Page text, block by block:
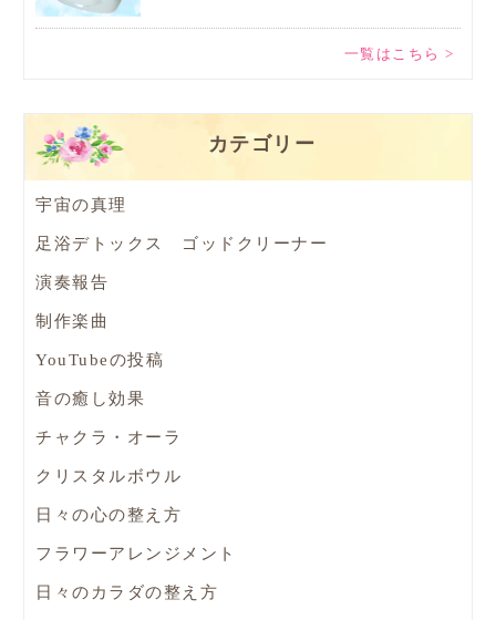
一覧はこちら >
カテゴリー
宇宙の真理
足浴デトックス ゴッドクリーナー
演奏報告
制作楽曲
YouTubeの投稿
音の癒し効果
チャクラ・オーラ
クリスタルボウル
日々の心の整え方
フラワーアレンジメント
日々のカラダの整え方